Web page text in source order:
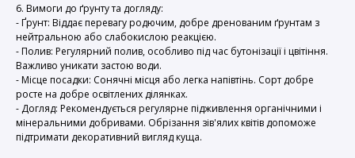
6. Вимоги до ґрунту та догляду:
- Ґрунт: Віддає перевагу родючим, добре дренованим ґрунтам з
нейтральною або слабокислою реакцією.
- Полив: Регулярний полив, особливо під час бутонізації і цвітіння.
Важливо уникати застою води.
- Місце посадки: Сонячні місця або легка напівтінь. Сорт добре
росте на добре освітлених ділянках.
- Догляд: Рекомендується регулярне підживлення органічними і
мінеральними добривами. Обрізання зів'ялих квітів допоможе
підтримати декоративний вигляд куща.